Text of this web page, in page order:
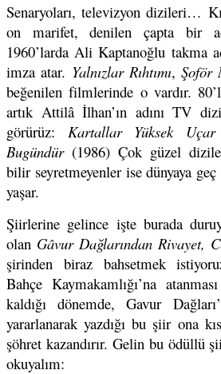
Senaryoları, televizyon dizileri…
on marifet, denilen çapta bir
1960’larda Ali Kaptanoğlu takma
imza atar. Yalnızlar Rıhtımı,Şoför
beğenilen filmlerinde o vardır.
artık Attilâ İlhan’ın adını TV
görürüz: Kartallar Yüksek Uçar
Bugündür(1986) Çok güzel
bilir seyretmeyenler ise dünyaya geç
yaşar.
Şiirlerine gelince işte burada
olan Gâvur Dağlarından Rivayet,
şirinden biraz bahsetmek
Bahçe Kaymakamlığı’na
kaldığı dönemde, Gavur
yararlanarak yazdığı bu şiir ona
şöhret kazandırır. Gelin bu ödüllü
okuyalım: